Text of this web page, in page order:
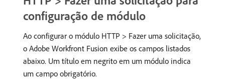
configuração de módulo
Ao configurar o módulo HTTP > Fazer uma solicitação,
o Adobe Workfront Fusion exibe os campos listados
abaixo. Um título em negrito em um módulo indica
um campo obrigatório.